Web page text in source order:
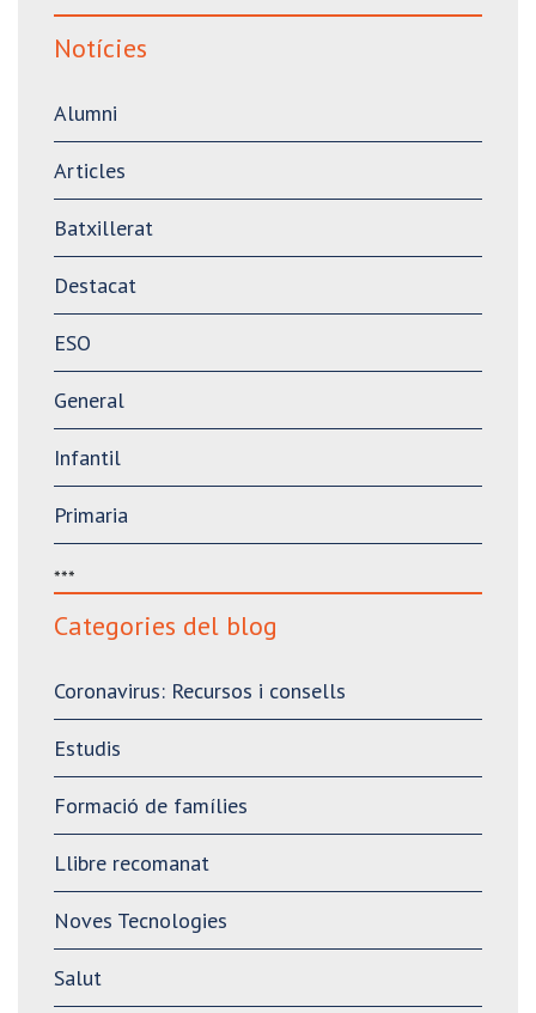
Notícies
Alumni
Articles
Batxillerat
Destacat
ESO
General
Infantil
Primaria
***
Categories del blog
Coronavirus: Recursos i consells
Estudis
Formació de famílies
Llibre recomanat
Noves Tecnologies
Salut